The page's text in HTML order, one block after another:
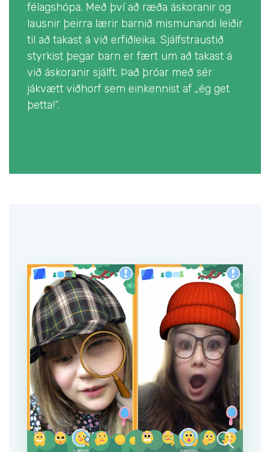
félagshópa. Með því að ræða áskoranir og
lausnir þeirra lærir barnið mismunandi leiðir
til að takast á við erfiðleika. Sjálfstraustið
styrkist þegar barn er fært um að takast á
við áskoranir sjálft. Það þróar með sér
jákvætt viðhorf sem einkennist af „ég get
þetta!“.